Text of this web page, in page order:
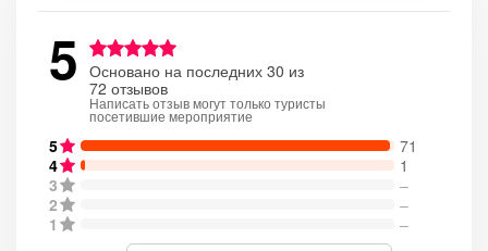
5 Основано на последних 30 из
72 отзывов
Написать отзыв могут только туристы
посетившие мероприятие
5
71
4
1
3
–
2
–
1
–